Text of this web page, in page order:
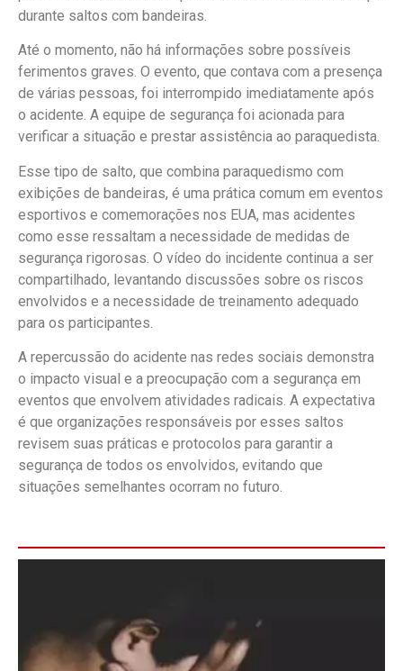
durante saltos com bandeiras.
Até o momento, não há informações sobre possíveis
ferimentos graves. O evento, que contava com a presença
de várias pessoas, foi interrompido imediatamente após
o acidente. A equipe de segurança foi acionada para
verificar a situação e prestar assistência ao paraquedista.
Esse tipo de salto, que combina paraquedismo com
exibições de bandeiras, é uma prática comum em eventos
esportivos e comemorações nos EUA, mas acidentes
como esse ressaltam a necessidade de medidas de
segurança rigorosas. O vídeo do incidente continua a ser
compartilhado, levantando discussões sobre os riscos
envolvidos e a necessidade de treinamento adequado
para os participantes.
A repercussão do acidente nas redes sociais demonstra
o impacto visual e a preocupação com a segurança em
eventos que envolvem atividades radicais. A expectativa
é que organizações responsáveis por esses saltos
revisem suas práticas e protocolos para garantir a
segurança de todos os envolvidos, evitando que
situações semelhantes ocorram no futuro.